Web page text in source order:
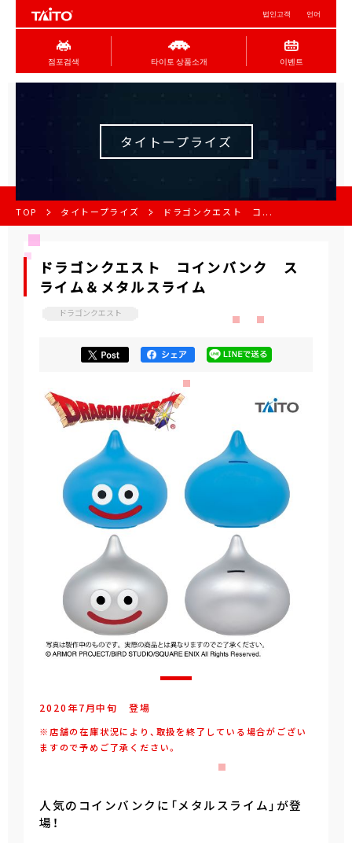
법인고객 언어
점포검색 타이토 상품소개 이벤트
タイトープライズ
TOP タイトープライズ ドラゴンクエスト コ...
ドラゴンクエスト コインバンク ス
ライム＆メタルスライム
ドラゴンクエスト
2020年7月中旬 登場
※店舗の在庫状況により、取扱を終了している場合がござい
ますので予めご了承ください。
人気のコインバンクに「メタルスライム」が登
場！